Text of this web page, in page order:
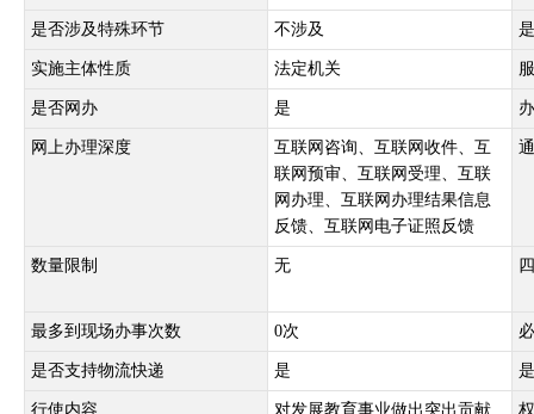
是否涉及特殊环节 不涉及
实施主体性质 法定机关
是否网办 是
网上办理深度
互联网咨询、互联网收件、互
联网预审、互联网受理、互联
网办理、互联网办理结果信息
反馈、互联网电子证照反馈
数量限制 无
最多到现场办事次数 0次
是否支持物流快递 是
行使内容
对发展教育事业做出突出贡献